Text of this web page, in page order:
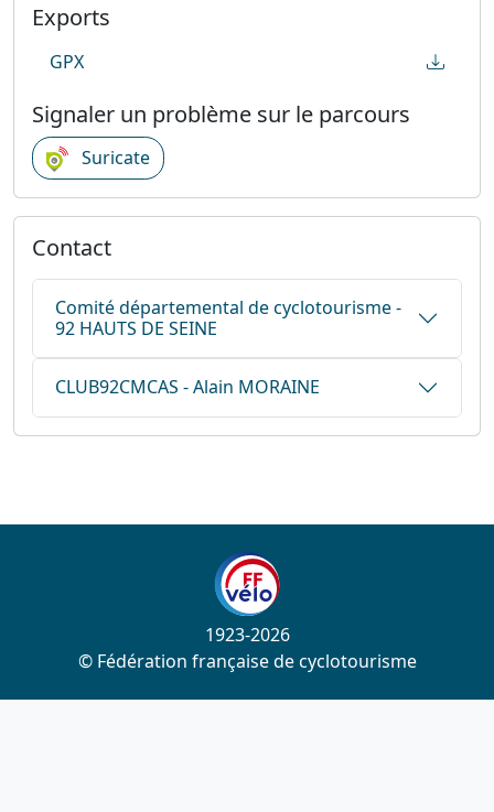
Exports
GPX
Signaler un problème sur le parcours
Suricate
Contact
Comité départemental de cyclotourisme -
92 HAUTS DE SEINE
CLUB92CMCAS - Alain MORAINE
1923-2026
© Fédération française de cyclotourisme